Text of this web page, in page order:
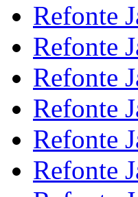
Refonte
Refonte
Refonte
Refonte
Refonte
Refonte